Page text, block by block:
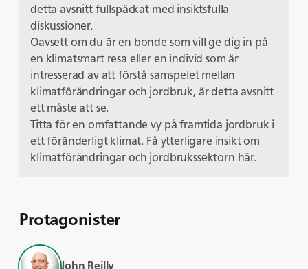
detta avsnitt fullspäckat med insiktsfulla
diskussioner.
Oavsett om du är en bonde som vill ge dig in på
en klimatsmart resa eller en individ som är
intresserad av att förstå samspelet mellan
klimatförändringar och jordbruk, är detta avsnitt
ett måste att se.
Titta för en omfattande vy på framtida jordbruk i
ett föränderligt klimat. Få ytterligare insikt om
klimatförändringar och jordbrukssektorn här.
Protagonister
John Reilly